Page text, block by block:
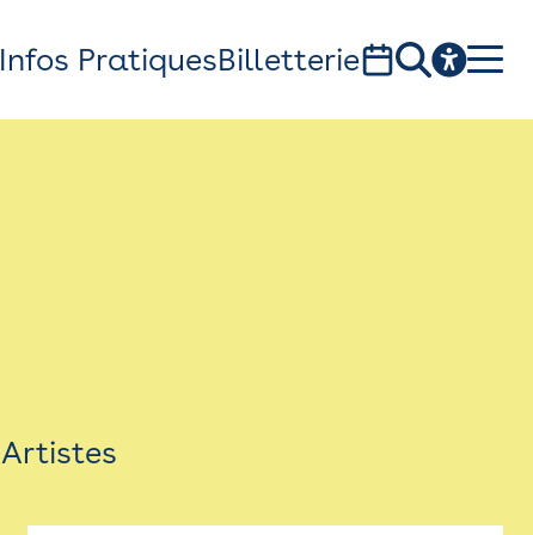
Infos PratiquesBilletterie
1, av. du Chateau d'eau - 31300 Toulouse
Artistes